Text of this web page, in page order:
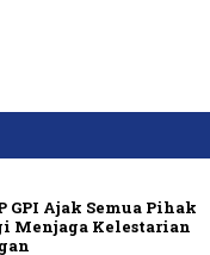
GPI Ajak Semua Pihak
Menjaga Kelestarian